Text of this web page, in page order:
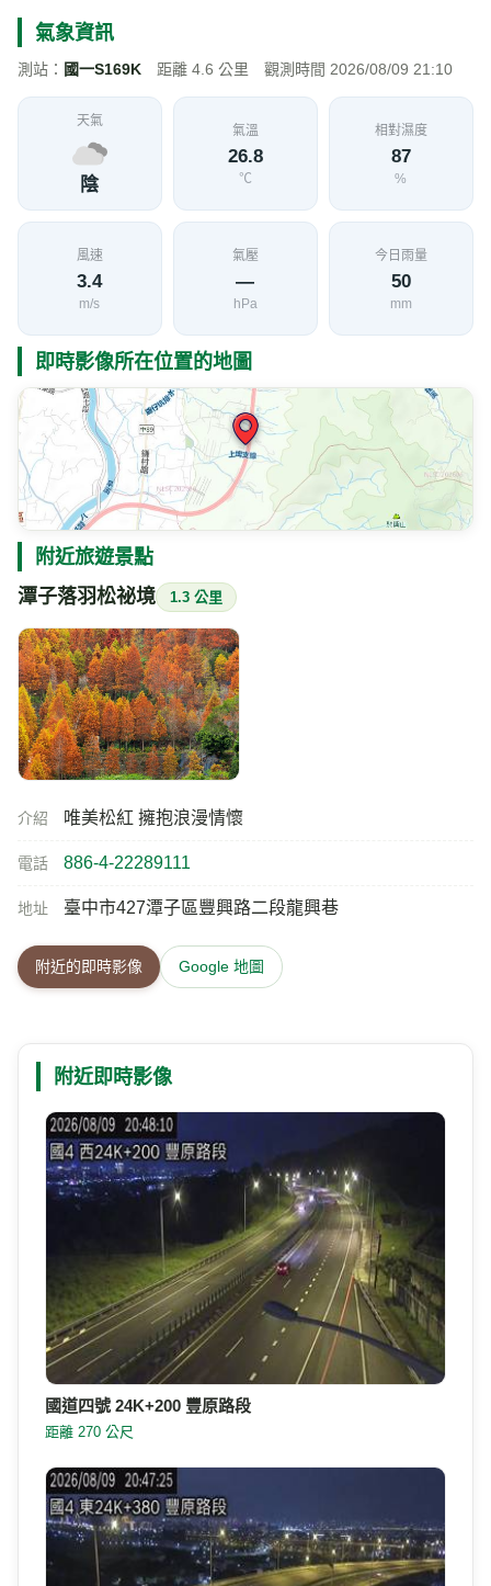
氣象資訊
測站： 國一S169K 距離 4.6 公里 觀測時間 2026/08/09 21:10
天氣
陰
氣溫
26.8
℃
相對濕度
87
%
風速
3.4
m/s
氣壓
—
hPa
今日雨量
50
mm
即時影像所在位置的地圖
附近旅遊景點
潭子落羽松祕境 1.3 公里
介紹 唯美松紅 擁抱浪漫情懷
電話 886-4-22289111
地址 臺中市427潭子區豐興路二段龍興巷
附近的即時影像 Google 地圖
附近即時影像
國道四號 24K+200 豐原路段
距離 270 公尺